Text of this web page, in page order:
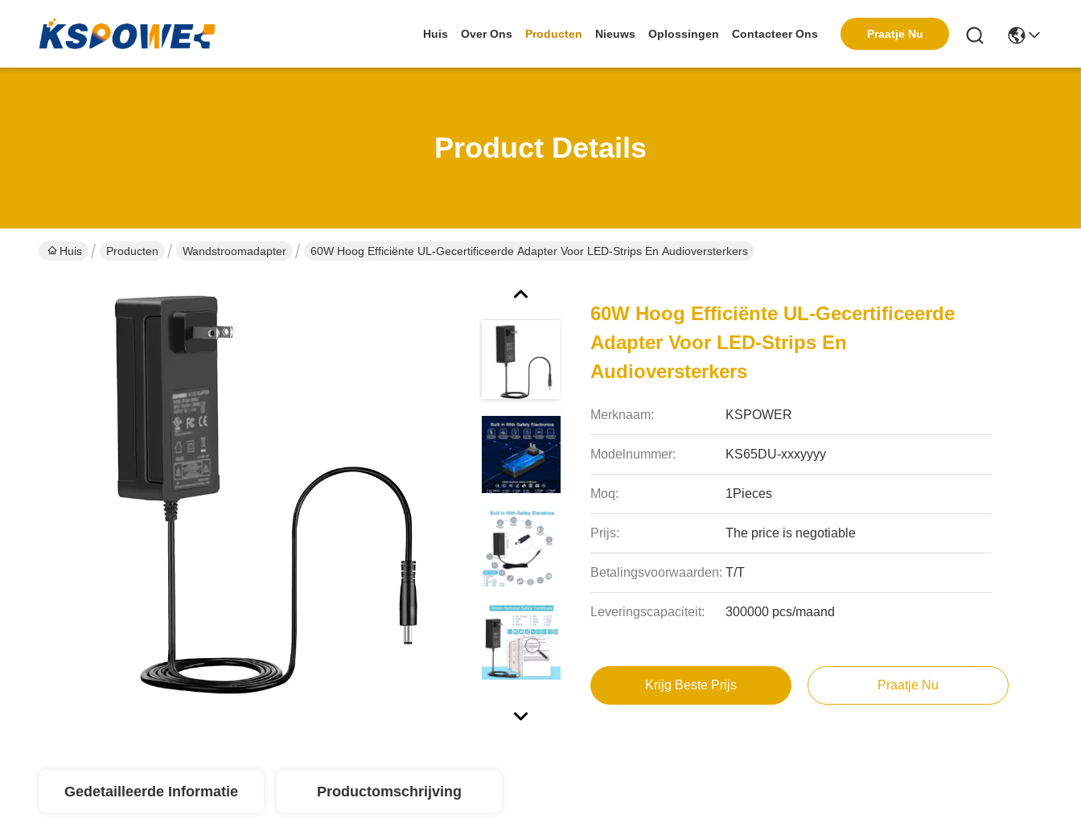
Huis Over Ons Producten Nieuws Oplossingen Contacteer Ons Praatje Nu
Product Details
Huis Producten Wandstroomadapter 60W Hoog Efficiënte UL-Gecertificeerde Adapter Voor LED-Strips En Audioversterkers
60W Hoog Efficiënte UL-Gecertificeerde
Adapter Voor LED-Strips En
Audioversterkers
Merknaam: KSPOWER
Modelnummer: KS65DU-xxxyyyy
Moq: 1Pieces
Prijs: The price is negotiable
Betalingsvoorwaarden: T/T
Leveringscapaciteit: 300000 pcs/maand
Krijg Beste Prijs Praatje Nu
Gedetailleerde Informatie Productomschrijving